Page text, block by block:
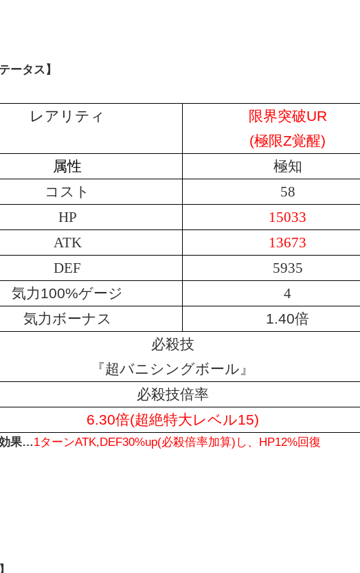
ータス】
レアリティ
限界突破UR
(極限Z覚醒)
属性
極知
コスト
58
HP
15033
ATK
13673
DEF
5935
気力100%ゲージ
4
気力ボーナス
1.40倍
必殺技
『超バニシングボール』
必殺技倍率
6.30倍(超絶特大レベル15)
果…1ターンATK,DEF30%up(必殺倍率加算)し、HP12%回復